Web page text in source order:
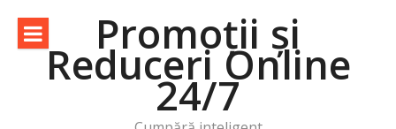
conținut
Promoții și
Reduceri Online
24/7